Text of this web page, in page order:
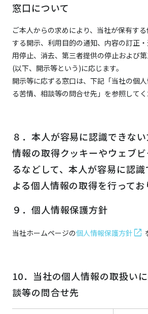
窓口について
ご本人からの求めにより、当社が保有す
する開示、利用目的の通知、内容の訂正
用停止、消去、第三者提供の停止および
(以下、開示等という)に応じます。
開示等に応ずる窓口は、下記「当社の個
る苦情、相談等の問合せ先」を参照してく
８．本人が容易に認識できな
情報の取得クッキーやウェブ
るなどして、本人が容易に認
よる個人情報の取得を行ってお
９．個人情報保護方針
当社ホームページの個人情報保護方針
10．当社の個人情報の取扱い
談等の問合せ先